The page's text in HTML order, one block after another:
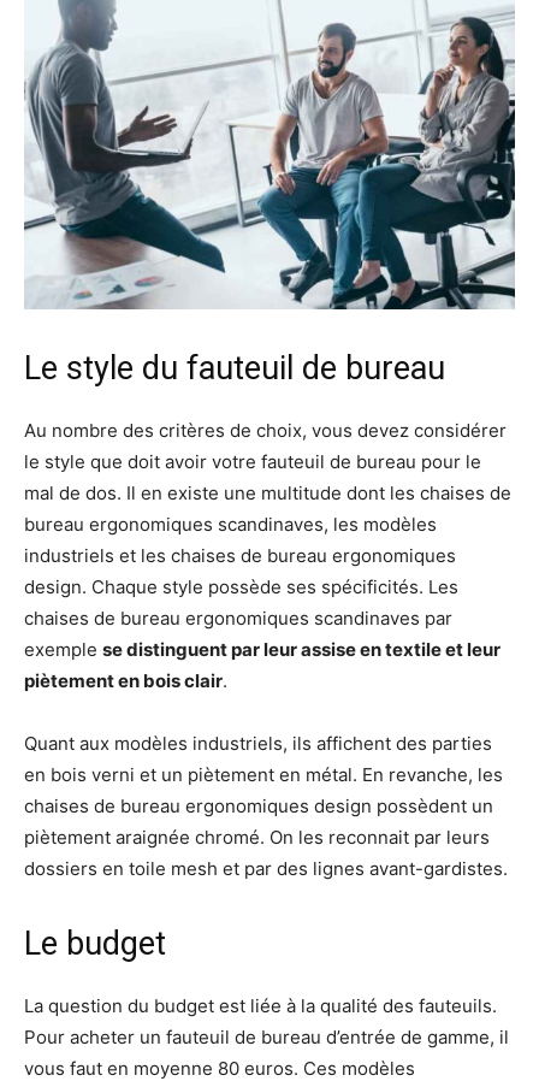
Le style du fauteuil de bureau
Au nombre des critères de choix, vous devez considérer
le style que doit avoir votre fauteuil de bureau pour le
mal de dos. Il en existe une multitude dont les chaises de
bureau ergonomiques scandinaves, les modèles
industriels et les chaises de bureau ergonomiques
design. Chaque style possède ses spécificités. Les
chaises de bureau ergonomiques scandinaves par
exemple se distinguent par leur assise en textile et leur
piètement en bois clair.
Quant aux modèles industriels, ils affichent des parties
en bois verni et un piètement en métal. En revanche, les
chaises de bureau ergonomiques design possèdent un
piètement araignée chromé. On les reconnait par leurs
dossiers en toile mesh et par des lignes avant-gardistes.
Le budget
La question du budget est liée à la qualité des fauteuils.
Pour acheter un fauteuil de bureau d’entrée de gamme, il
vous faut en moyenne 80 euros. Ces modèles